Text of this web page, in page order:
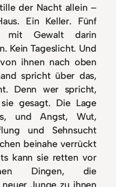
der Nacht allein –
Ein Keller. Fünf
mit Gewalt darin
Kein Tageslicht. Und
ihnen nach oben
spricht über das,
Denn wer spricht,
gesagt. Die Lage
und Angst, Wut,
und Sehnsucht
beinahe verrückt
kann sie retten vor
Dingen, die
Junge zu ihnen